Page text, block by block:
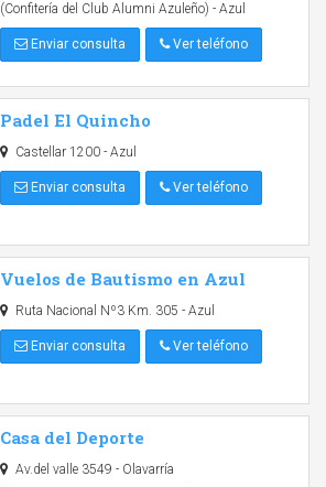
(Confitería del Club Alumni Azuleño) - Azul
Enviar consulta Ver teléfono
Padel El Quincho
Castellar 1200 - Azul
Enviar consulta Ver teléfono
Vuelos de Bautismo en Azul
Ruta Nacional Nº3 Km. 305 - Azul
Enviar consulta Ver teléfono
Casa del Deporte
Av.del valle 3549 - Olavarría